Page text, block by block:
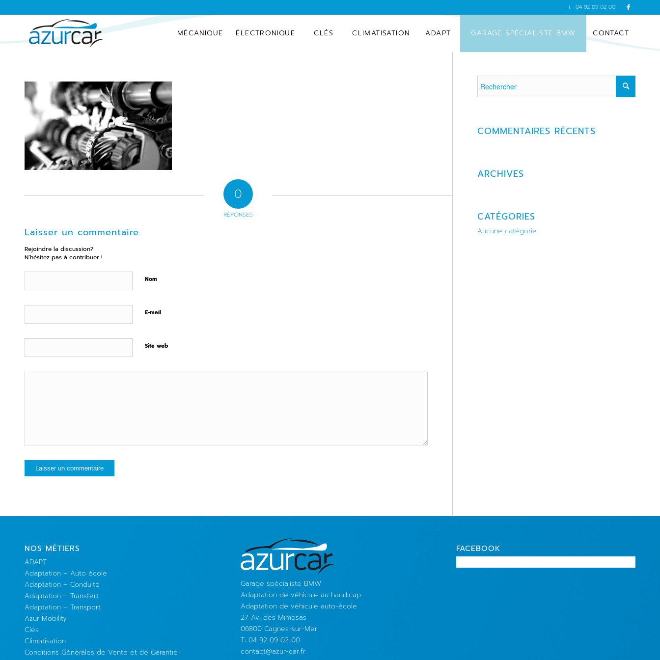
t : 04 92 09 02 00
MÉCANIQUE ÉLECTRONIQUE CLÉS CLIMATISATION ADAPT GARAGE SPÉCIALISTE BMW CONTACT
0
RÉPONSES
Laisser un commentaire
Rejoindre la discussion?
N’hésitez pas à contribuer !
Nom
E-mail
Site web
COMMENTAIRES RÉCENTS
ARCHIVES
CATÉGORIES
Aucune catégorie
NOS MÉTIERS
ADAPT
Adaptation – Auto école
Adaptation – Conduite
Adaptation – Transfert
Adaptation – Transport
Azur Mobility
Clés
Climatisation
Conditions Générales de Vente et de Garantie
Garage spécialiste BMW
Adaptation de véhicule au handicap
Adaptation de véhicule auto-école
27 Av. des Mimosas
06800 Cagnes-sur-Mer
T: 04 92 09 02 00
contact@azur-car.fr
FACEBOOK